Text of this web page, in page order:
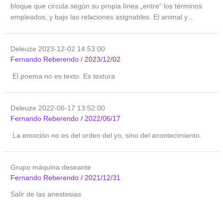
bloque que circula según su propia línea „entre“ los términos
empleados, y bajo las relaciones asignables. El animal y…
Deleuze 2023-12-02 14:53:00
Fernando Reberendo/2023/12/02
El poema no es texto. Es textura
Deleuze 2022-06-17 13:52:00
Fernando Reberendo/2022/06/17
La emoción no es del orden del yo, sino del acontecimiento.
Grupo máquina deseante
Fernando Reberendo/ 2021/12/31
Salir de las anestesias